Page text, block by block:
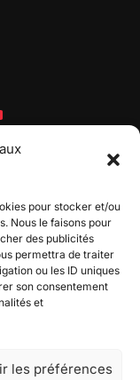
pour stocker et/ou
Nous le faisons pour
des publicités
permettra de traiter
ou les ID uniques
son consentement
et
les préférences
Rejoignez
Pokémon